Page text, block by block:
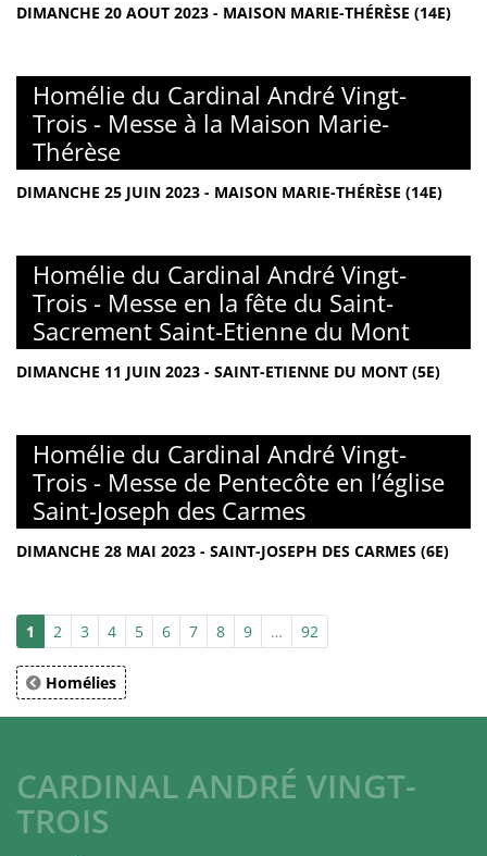
DIMANCHE 20 AOUT 2023 - MAISON MARIE-THÉRÈSE (14E)
Homélie du Cardinal André Vingt-
Trois - Messe à la Maison Marie-
Thérèse
DIMANCHE 25 JUIN 2023 - MAISON MARIE-THÉRÈSE (14E)
Homélie du Cardinal André Vingt-
Trois - Messe en la fête du Saint-
Sacrement Saint-Etienne du Mont
DIMANCHE 11 JUIN 2023 - SAINT-ETIENNE DU MONT (5E)
Homélie du Cardinal André Vingt-
Trois - Messe de Pentecôte en l’église
Saint-Joseph des Carmes
DIMANCHE 28 MAI 2023 - SAINT-JOSEPH DES CARMES (6E)
1 2 3 4 5 6 7 8 9 … 92
Homélies
CARDINAL ANDRÉ VINGT-
TROIS